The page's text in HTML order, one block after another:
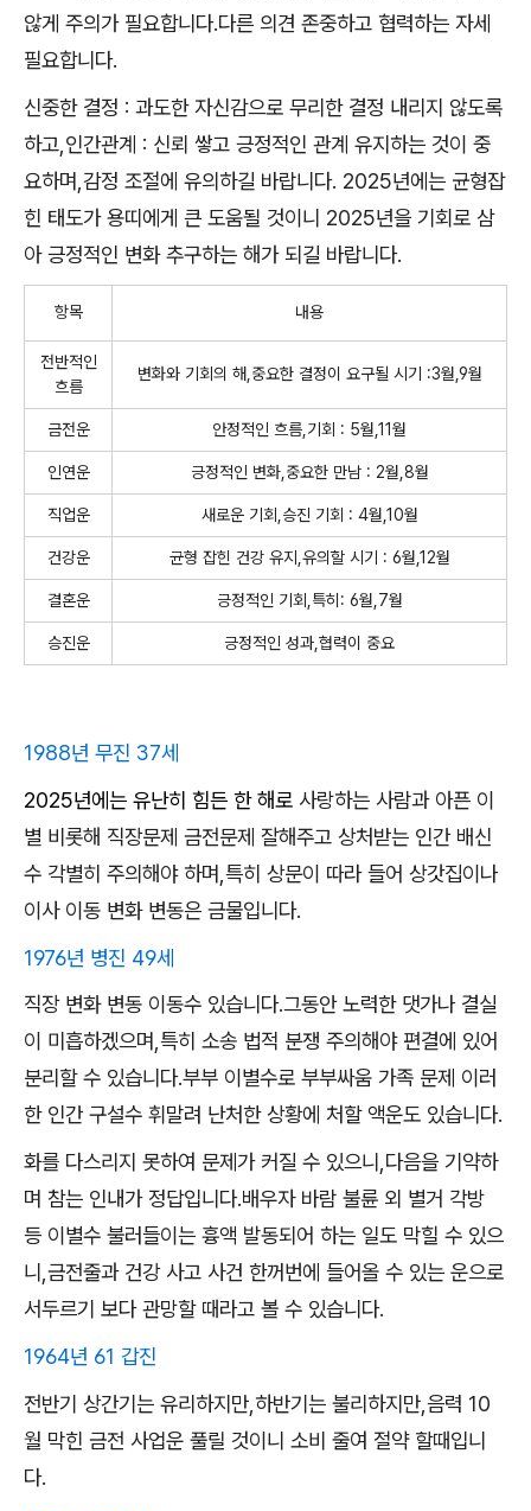
않게 주의가 필요합니다.다른 의견 존중하고 협력하는 자세
필요합니다.
신중한 결정 : 과도한 자신감으로 무리한 결정 내리지 않도록
하고,인간관계 : 신뢰 쌓고 긍정적인 관계 유지하는 것이 중
요하며,감정 조절에 유의하길 바랍니다. 2025년에는 균형잡
힌 태도가 용띠에게 큰 도움될 것이니 2025년을 기회로 삼
아 긍정적인 변화 추구하는 해가 되길 바랍니다.
항목 내용
전반적인
흐름
변화와 기회의 해,중요한 결정이 요구될 시기 :3월,9월
금전운 안정적인 흐름,기회 : 5월,11월
인연운 긍정적인 변화,중요한 만남 : 2월,8월
직업운 새로운 기회,승진 기회 : 4월,10월
건강운 균형 잡힌 건강 유지,유의할 시기 : 6월,12월
결혼운 긍정적인 기회,특히: 6월,7월
승진운 긍정적인 성과,협력이 중요
1988년 무진 37세
2025년에는 유난히 힘든 한 해로 사랑하는 사람과 아픈 이
별 비롯해 직장문제 금전문제 잘해주고 상처받는 인간 배신
수 각별히 주의해야 하며,특히 상문이 따라 들어 상갓집이나
이사 이동 변화 변동은 금물입니다.
1976년 병진 49세
직장 변화 변동 이동수 있습니다.그동안 노력한 댓가나 결실
이 미흡하겠으며,특히 소송 법적 분쟁 주의해야 편결에 있어
분리할 수 있습니다.부부 이별수로 부부싸움 가족 문제 이러
한 인간 구설수 휘말려 난처한 상황에 처할 액운도 있습니다.
화를 다스리지 못하여 문제가 커질 수 있으니,다음을 기약하
며 참는 인내가 정답입니다.배우자 바람 불륜 외 별거 각방
등 이별수 불러들이는 흉액 발동되어 하는 일도 막힐 수 있으
니,금전줄과 건강 사고 사건 한꺼번에 들어올 수 있는 운으로
서두르기 보다 관망할 때라고 볼 수 있습니다.
1964년 61 갑진
전반기 상간기는 유리하지만,하반기는 불리하지만,음력 10
월 막힌 금전 사업운 풀릴 것이니 소비 줄여 절약 할때입니
다.